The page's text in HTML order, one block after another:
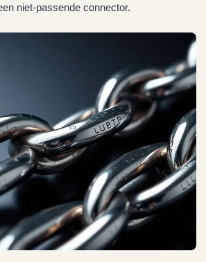
niet-passende connector.